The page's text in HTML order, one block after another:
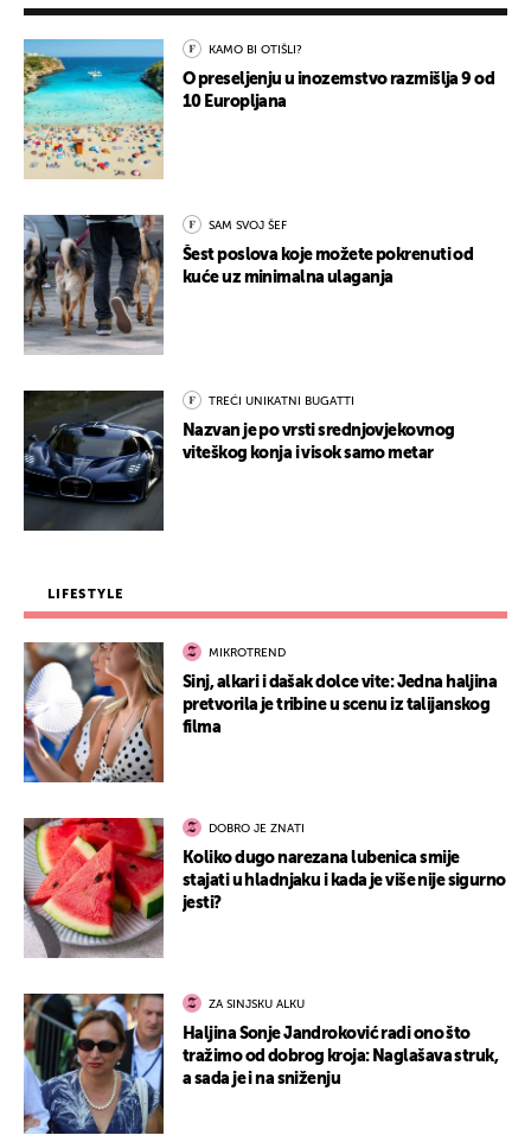
KAMO BI OTIŠLI?
O preseljenju u inozemstvo razmišlja 9 od
10 Europljana
SAM SVOJ ŠEF
Šest poslova koje možete pokrenuti od
kuće uz minimalna ulaganja
TREĆI UNIKATNI BUGATTI
Nazvan je po vrsti srednjovjekovnog
viteškog konja i visok samo metar
LIFESTYLE
MIKROTREND
Sinj, alkari i dašak dolce vite: Jedna haljina
pretvorila je tribine u scenu iz talijanskog
filma
DOBRO JE ZNATI
Koliko dugo narezana lubenica smije
stajati u hladnjaku i kada je više nije sigurno
jesti?
ZA SINJSKU ALKU
Haljina Sonje Jandroković radi ono što
tražimo od dobrog kroja: Naglašava struk,
a sada je i na sniženju